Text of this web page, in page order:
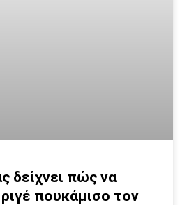
δείχνει πώς να
πουκάμισο τον